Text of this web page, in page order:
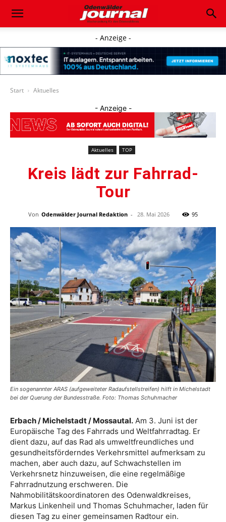
- Anzeige -
Start Aktuelles
- Anzeige -
Aktuelles TOP
Kreis lädt zur Fahrrad-
Tour
Von Odenwälder Journal Redaktion - 28. Mai 2026 95
Ein sogenannter ARAS (aufgeweiteter Radaufstellstreifen) hilft in Michelstadt
bei der Querung der Bundesstraße. Foto: Thomas Schuhmacher
Erbach / Michelstadt / Mossautal. Am 3. Juni ist der
Europäische Tag des Fahrrads und Weltfahrradtag. Er
dient dazu, auf das Rad als umweltfreundliches und
gesundheitsförderndes Verkehrsmittel aufmerksam zu
machen, aber auch dazu, auf Schwachstellen im
Verkehrsnetz hinzuweisen, die eine regelmäßige
Fahrradnutzung erschweren. Die
Nahmobilitätskoordinatoren des Odenwaldkreises,
Markus Linkenheil und Thomas Schuhmacher, laden für
diesen Tag zu einer gemeinsamen Radtour ein.